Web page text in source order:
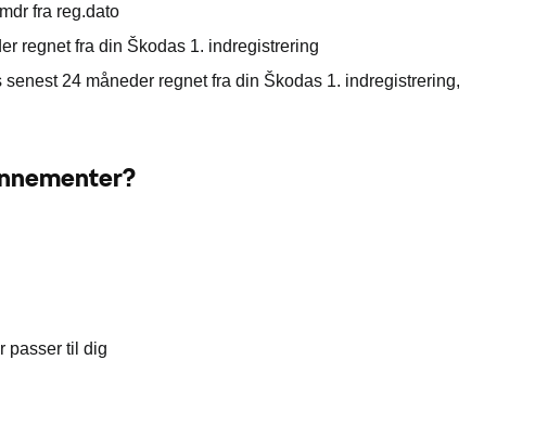
fra reg.dato
regnet fra din Škodas 1. indregistrering
senest 24 måneder regnet fra din Škodas 1. indregistrering,
passer til dig